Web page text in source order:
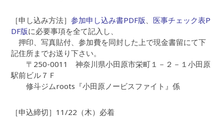
［申し込み方法］参加申し込み書PDF版、 医事チェック表P
DF版に必要事項を全て記入し、
押印、写真貼付、参加費を同封した上で現金書留にて下
記住所までお送り下さい。
〒250-0011 神奈川県小田原市栄町１－２－１小田原
駅前ビル７Ｆ
修斗ジムroots『小田原ノービスファイト』係
［申込締切］11/22（木）必着